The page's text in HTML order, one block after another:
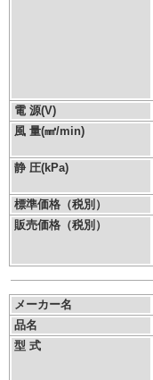
電 源(V)
風 量(㎣/min)
静 圧(kPa)
標準価格（税別）
販売価格（税別）
メーカー名
品名
型 式